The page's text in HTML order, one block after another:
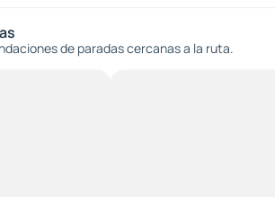
de paradas cercanas a la ruta.